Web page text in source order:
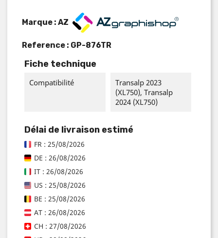
Marque : AZ
Reference : GP-876TR
Fiche technique
Compatibilité
Transalp 2023
(XL750), Transalp
2024 (XL750)
Délai de livraison estimé
FR : 25/08/2026
DE : 26/08/2026
IT : 26/08/2026
US : 25/08/2026
BE : 25/08/2026
AT : 26/08/2026
CH : 27/08/2026